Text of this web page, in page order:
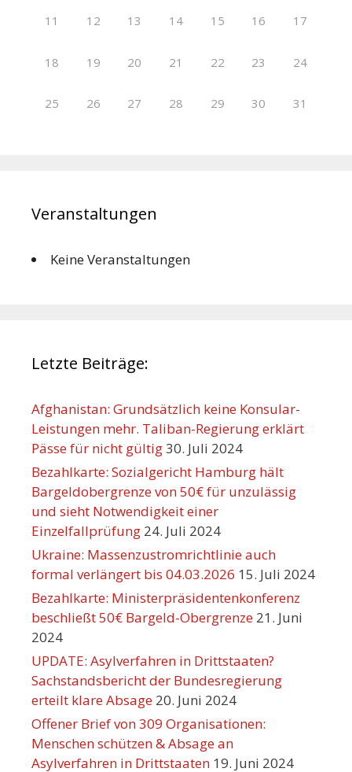
11 12 13 14 15 16 17
18 19 20 21 22 23 24
25 26 27 28 29 30 31
Veranstaltungen
Keine Veranstaltungen
Letzte Beiträge:
Afghanistan: Grundsätzlich keine Konsular-
Leistungen mehr. Taliban-Regierung erklärt
Pässe für nicht gültig30. Juli 2024
Bezahlkarte: Sozialgericht Hamburg hält
Bargeldobergrenze von 50€ für unzulässig
und sieht Notwendigkeit einer
Einzelfallprüfung 24. Juli 2024
Ukraine: Massenzustromrichtlinie auch
formal verlängert bis 04.03.2026 15. Juli 2024
Bezahlkarte: Ministerpräsidentenkonferenz
beschließt 50€ Bargeld-Obergrenze 21. Juni
2024
UPDATE: Asylverfahren in Drittstaaten?
Sachstandsbericht der Bundesregierung
erteilt klare Absage 20. Juni 2024
Offener Brief von 309 Organisationen:
Menschen schützen & Absage an
Asylverfahren in Drittstaaten 19. Juni 2024